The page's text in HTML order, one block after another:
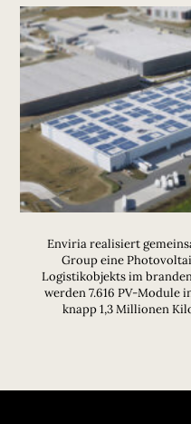
Enviria realisiert
Group eine
Logistikobjekts im
werden 7.616 PV-Module
knapp 1,3 Millionen